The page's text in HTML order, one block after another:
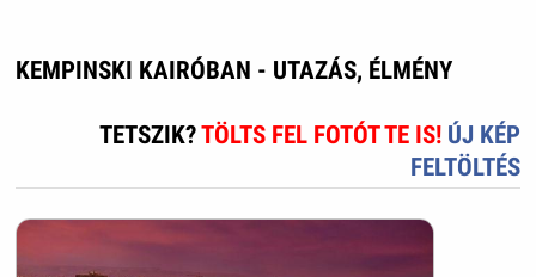
KEMPINSKI KAIRÓBAN - UTAZÁS, ÉLMÉNY
TETSZIK?TÖLTS FEL FOTÓT TE IS! ÚJ KÉP
FELTÖLTÉS